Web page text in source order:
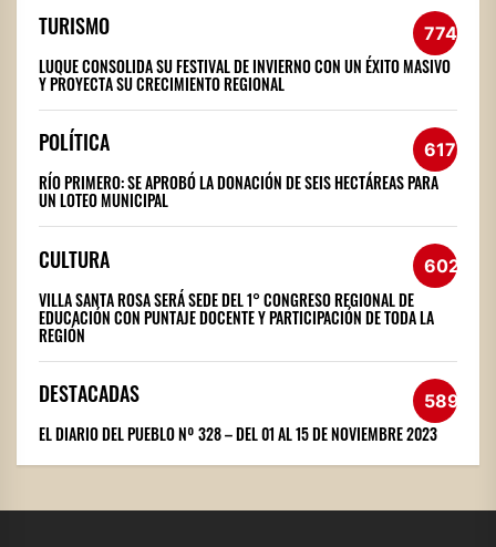
TURISMO 774
LUQUE CONSOLIDA SU FESTIVAL DE INVIERNO CON UN ÉXITO MASIVO
Y PROYECTA SU CRECIMIENTO REGIONAL
POLÍTICA 617
RÍO PRIMERO: SE APROBÓ LA DONACIÓN DE SEIS HECTÁREAS PARA
UN LOTEO MUNICIPAL
CULTURA 602
VILLA SANTA ROSA SERÁ SEDE DEL 1° CONGRESO REGIONAL DE
EDUCACIÓN CON PUNTAJE DOCENTE Y PARTICIPACIÓN DE TODA LA
REGIÓN
DESTACADAS 589
EL DIARIO DEL PUEBLO Nº 328 – DEL 01 AL 15 DE NOVIEMBRE 2023